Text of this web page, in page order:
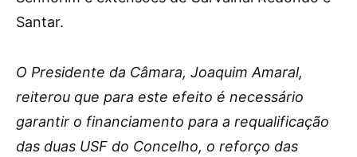
Santar.
O Presidente da Câmara, Joaquim Amaral,
reiterou que para este efeito é necessário
garantir o financiamento para a requalificação
das duas USF do Concelho, o reforço das